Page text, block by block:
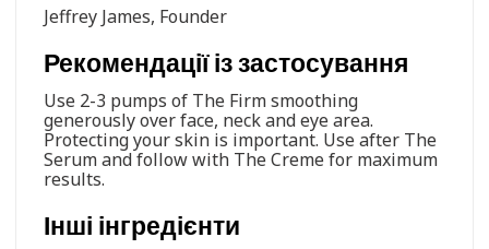
Jeffrey James, Founder
Рекомендації із застосування
Use 2-3 pumps of The Firm smoothing
generously over face, neck and eye area.
Protecting your skin is important. Use after The
Serum and follow with The Creme for maximum
results.
Інші інгредієнти